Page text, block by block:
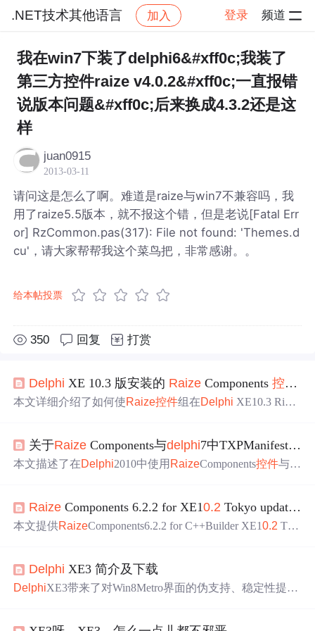
.NET技术其他语言 加入 登录 频道
社区 .NET技术其他语言 帖子详情
我在win7下装了delphi6&#xff0c;我装了
第三方控件raize v4.0.2&#xff0c;一直报错
说版本问题&#xff0c;后来换成4.3.2还是这
样
juan0915
2013-03-11
请问这是怎么了啊。难道是raize与win7不兼容吗，我
用了raize5.5版本，就不报这个错，但是老说[Fatal Err
or] RzCommon.pas(317): File not found: 'Themes.d
cu'，请大家帮帮我这个菜鸟把，非常感谢。。
给本帖投票
350 回复 打赏
Delphi XE 10.3 版安装的 Raize Components控件
本文详细介绍了如何使Raize控件组在Delphi XE10.3 Rio
制资源和安装控件等步骤。
关于Raize Components与delphi7中TXPManifest控件
本文描述了在Delphi2010中使用 RaizeComponents控件与T
置TRzPageControl时预先设定字体大小，并为包含的控件
自定义字体大小。
Raize Components 6.2.2 for XE10.2 Tokyo update2 的安装与使用
本文提供RaizeComponents6.2.2 for C++Builder XE10.2 Tok
径及安装组件等关键步骤。
Delphi XE3 简介及下载
DelphiXE3带来了对Win8Metro界面的伪支持、稳定性提